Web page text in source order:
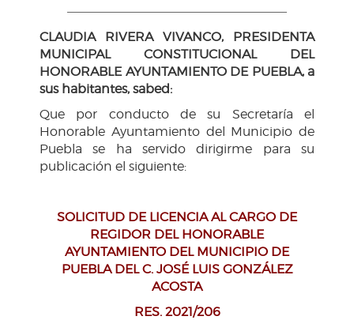
CLAUDIA RIVERA VIVANCO, PRESIDENTA
MUNICIPAL CONSTITUCIONAL DEL
HONORABLE AYUNTAMIENTO DE PUEBLA, a
sus habitantes, sabed:
Que por conducto de su Secretaría el
Honorable Ayuntamiento del Municipio de
Puebla se ha servido dirigirme para su
publicación el siguiente:
SOLICITUD DE LICENCIA AL CARGO DE
REGIDOR DEL HONORABLE
AYUNTAMIENTO DEL MUNICIPIO DE
PUEBLA DEL C. JOSÉ LUIS GONZÁLEZ
ACOSTA
RES. 2021/206